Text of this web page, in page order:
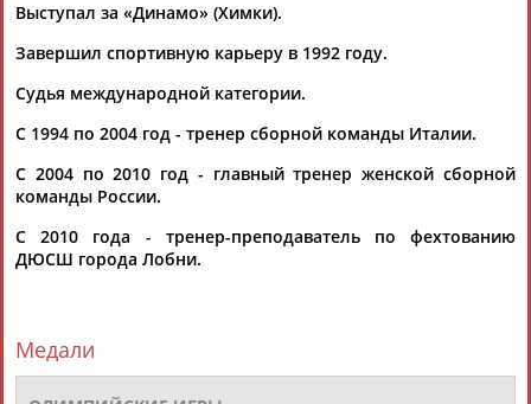
Каримжан
Аделя
Выступал за «Динамо» (Химки).
Завершил спортивную карьеру в 1992 году.
Судья международной категории.
С 1994 по 2004 год - тренер сборной команды Италии.
С 2004 по 2010 год - главный тренер женской сборной
команды России.
С 2010 года - тренер-преподаватель по фехтованию
ДЮСШ города Лобни.
Медали